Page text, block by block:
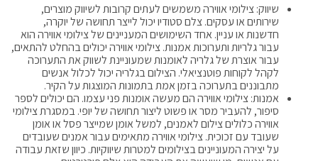
שיווק: צילומי אווירה משמשים לעתים קרובות לשיווק מוצרים,
שירותים או עסקים. צלם סטודיו יכול לייצר תחושה של יוקרה,
חדשנות או עניין. אחד השימושים המעניינים של צילומי אווירה הוא
עבור גלריות ותערוכות אמנות. צילומי אווירה יכולים בהחלט להתאים,
עבור אוצרת של גלריה לאומנות שמעוניינת לשווק את התערוכה
לקהל לקוחות פוטנציאלי. הצילום בגלריה יכול לכלול אנשים
מתבוננים בתערוכה בזמן אמת בתמונות המוצגות על הקיר.
אמנות: צילומי אווירה הם מעשה אומנות פני עצמו. הם יכולים לספר
סיפור, להעביר מסר או פשוט ליצור תחושה של יופי. במסגרת צילומי
אווירה כלולים צילום לאמנים, למשל אומן שמייצר פסל או אומן
שעובד עם זכוכית. צילומי אווירה מתאימים עבור אמנים שעובדים
על יצירה המעוניינים בצילומים למטרות שיווקיות. כיוון שזאת עבודה